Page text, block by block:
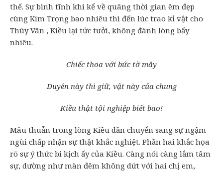
thế. Sự bình tĩnh khi kể về quãng thời gian êm đẹp
cùng Kim Trọng bao nhiêu thì đến lúc trao kỉ vật cho
Thúy Vân , Kiều lại tức tưởi, không đành lòng bấy
nhiêu.
Chiếc thoa với bức tờ mây
Duyên này thì giữ, vật này của chung
Kiều thật tội nghiệp biết bao!
Mâu thuẫn trong lòng Kiều dần chuyển sang sự ngậm
ngùi chấp nhận sự thật khắc nghiệt. Phần hai khắc họa
rõ sự ý thức bi kịch ấy của Kiều. Càng nói càng lắm tâm
sự, dường như màn đêm không dứt với hai chị em,